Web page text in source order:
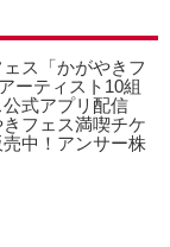
ス「かがやきフ
ーティスト10組
式アプリ配信
フェス満喫チケ
中！アンサー株